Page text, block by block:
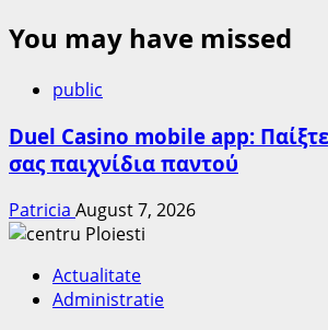
You may have missed
public
Duel Casino mobile app:
σας παιχνίδια παντού
Patricia August 7, 2026
Actualitate
Administratie